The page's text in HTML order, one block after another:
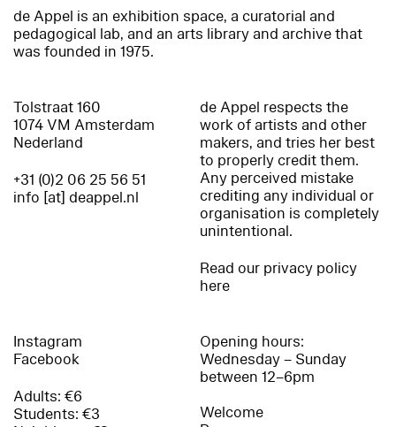
de Appel is an exhibition space, a curatorial and
pedagogical lab, and an arts library and archive that
was founded in 1975.
Tolstraat 160
1074 VM Amsterdam
Nederland
+31 (0)2 06 25 56 51
info [at] deappel.nl
de Appel respects the
work of artists and other
makers, and tries her best
to properly credit them.
Any perceived mistake
crediting any individual or
organisation is completely
unintentional.
Read our privacy policy
here
Instagram
Facebook
Adults: €6
Students: €3
Opening hours:
Wednesday – Sunday
between 12–6pm
Welcome